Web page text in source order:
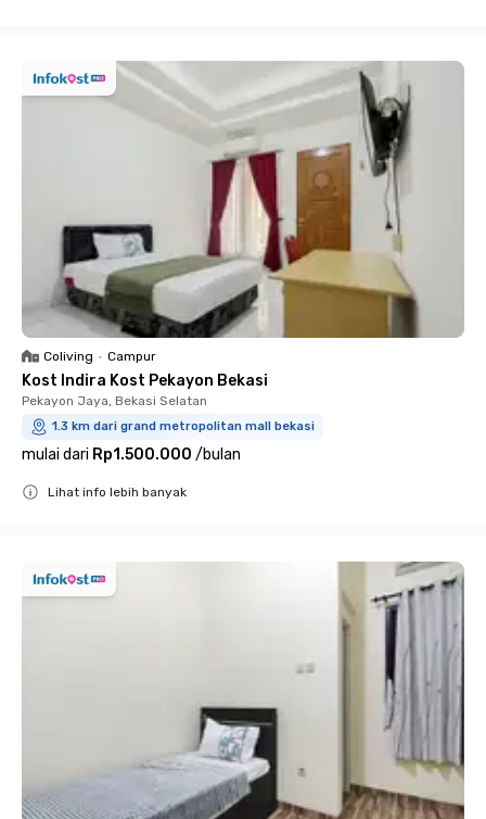
Coliving • Campur
Kost Indira Kost Pekayon Bekasi
Pekayon Jaya, Bekasi Selatan
1.3 km dari grand metropolitan mall bekasi
mulai dari Rp1.500.000 /bulan
Lihat info lebih banyak